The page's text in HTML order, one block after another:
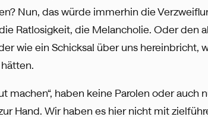
Nun, das würde immerhin die
Ratlosigkeit, die Melancholie. Oder den
wie ein Schicksal über uns hereinbricht,
machen“, haben keine Parolen oder auch
Hand. Wir haben es hier nicht mit